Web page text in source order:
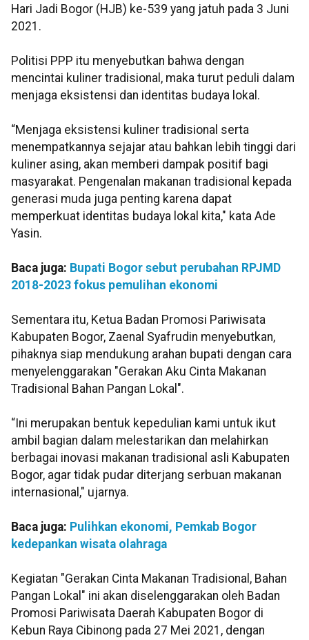
Hari Jadi Bogor (HJB) ke-539 yang jatuh pada 3 Juni
2021.
Politisi PPP itu menyebutkan bahwa dengan
mencintai kuliner tradisional, maka turut peduli dalam
menjaga eksistensi dan identitas budaya lokal.
“Menjaga eksistensi kuliner tradisional serta
menempatkannya sejajar atau bahkan lebih tinggi dari
kuliner asing, akan memberi dampak positif bagi
masyarakat. Pengenalan makanan tradisional kepada
generasi muda juga penting karena dapat
memperkuat identitas budaya lokal kita," kata Ade
Yasin.
Baca juga: Bupati Bogor sebut perubahan RPJMD
2018-2023 fokus pemulihan ekonomi
Sementara itu, Ketua Badan Promosi Pariwisata
Kabupaten Bogor, Zaenal Syafrudin menyebutkan,
pihaknya siap mendukung arahan bupati dengan cara
menyelenggarakan "Gerakan Aku Cinta Makanan
Tradisional Bahan Pangan Lokal".
“Ini merupakan bentuk kepedulian kami untuk ikut
ambil bagian dalam melestarikan dan melahirkan
berbagai inovasi makanan tradisional asli Kabupaten
Bogor, agar tidak pudar diterjang serbuan makanan
internasional," ujarnya.
Baca juga: Pulihkan ekonomi, Pemkab Bogor
kedepankan wisata olahraga
Kegiatan "Gerakan Cinta Makanan Tradisional, Bahan
Pangan Lokal" ini akan diselenggarakan oleh Badan
Promosi Pariwisata Daerah Kabupaten Bogor di
Kebun Raya Cibinong pada 27 Mei 2021, dengan